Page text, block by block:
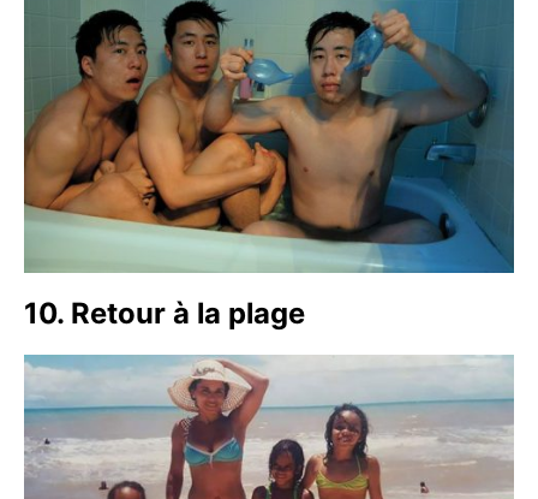
10. Retour à la plage